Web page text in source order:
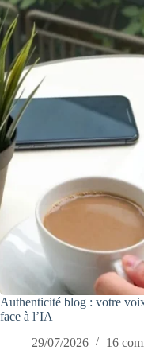
Authenticité blog : votre
face à l’IA
29/07/2026
16